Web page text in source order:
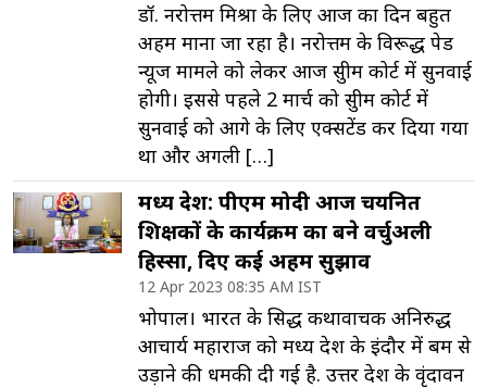
डॉ. नरोत्तम मिश्रा के लिए आज का दिन बहुत
अहम माना जा रहा है। नरोत्तम के विरूद्ध पेड
न्यूज मामले को लेकर आज सुप्रीम कोर्ट में सुनवाई
होगी। इससे पहले 2 मार्च को सुप्रीम कोर्ट में
सुनवाई को आगे के लिए एक्सटेंड कर दिया गया
था और अगली […]
मध्य प्रदेश: पीएम मोदी आज चयनित
शिक्षकों के कार्यक्रम का बने वर्चुअली
हिस्सा, दिए कई अहम सुझाव
12 Apr 2023 08:35 AM IST
भोपाल। भारत के प्रसिद्ध कथावाचक अनिरुद्ध
आचार्य महाराज को मध्य प्रदेश के इंदौर में बम से
उड़ाने की धमकी दी गई है. उत्तर प्रदेश के वृंदावन